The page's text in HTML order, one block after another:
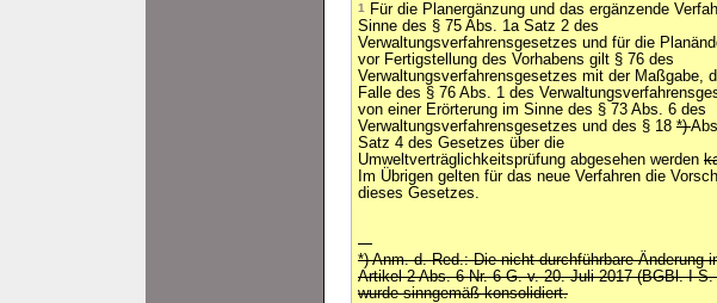
1
Für die Planergänzung und das ergänzende
Sinne des § 75 Abs. 1a Satz 2 des
Verwaltungsverfahrensgesetzes und für die
vor Fertigstellung des Vorhabens gilt § 76 des
Verwaltungsverfahrensgesetzes mit der Maßgabe,
Falle des § 76 Abs. 1 des
von einer Erörterung im Sinne des § 73 Abs. 6 des
Verwaltungsverfahrensgesetzes und des § 18 *)
Satz 4 des Gesetzes über die
Umweltverträglichkeitsprüfung abgesehen werden
Im Übrigen gelten für das neue Verfahren die
dieses Gesetzes.
---
*) Anm. d. Red.: Die nicht durchführbare Änderung
Artikel 2 Abs. 6 Nr. 6 G. v. 20. Juli 2017 (BGBl. I S.
wurde sinngemäß konsolidiert.